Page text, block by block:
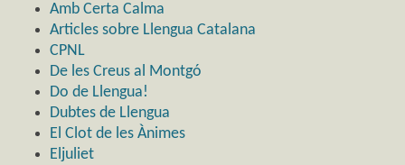
Amb Certa Calma
Articles sobre Llengua Catalana
CPNL
De les Creus al Montgó
Do de Llengua!
Dubtes de Llengua
El Clot de les Ànimes
Eljuliet